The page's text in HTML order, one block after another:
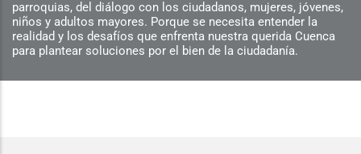
parroquias, del diálogo con los ciudadanos, mujeres, jóvenes,
niños y adultos mayores. Porque se necesita entender la
realidad y los desafíos que enfrenta nuestra querida Cuenca
para plantear soluciones por el bien de la ciudadanía.